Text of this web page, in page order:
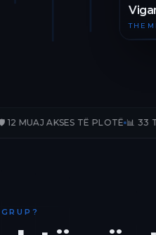
TË PLOTË 📊 33 TRADE-E TË